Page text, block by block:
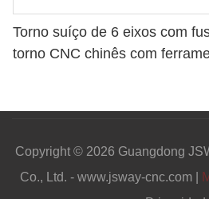
Torno suíço de 6 eixos com
torno CNC chinês com
Copyright © 2026 Guangdong
Co., Ltd. - www.jsway-cnc.com |